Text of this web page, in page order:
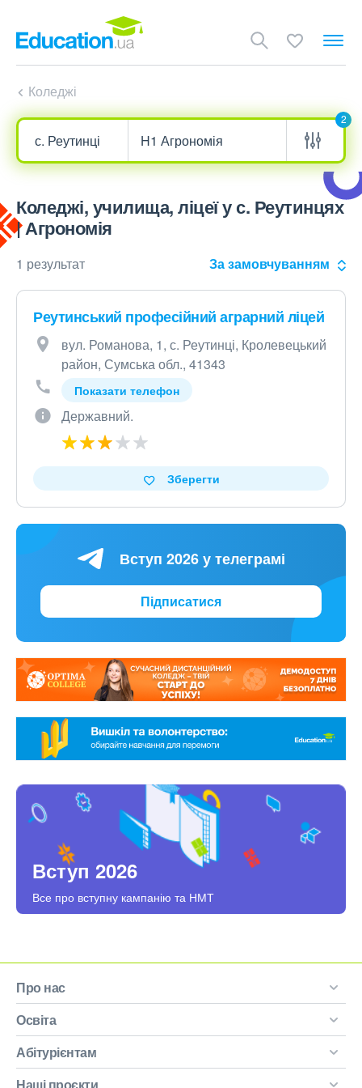
Коледжі
2
Коледжі, училища, ліцеї у с. Реутинцях
| Агрономія
1 результат За замовчуванням
Реутинський професійний аграрний ліцей
вул. Романова, 1, с. Реутинці, Кролевецький
район, Сумська обл., 41343
Показати телефон
Державний.
Зберегти
Вступ 2026 у телеграмі
Підписатися
Вступ 2026
Все про вступну кампанію та НМТ
Про нас
Освіта
Абітурієнтам